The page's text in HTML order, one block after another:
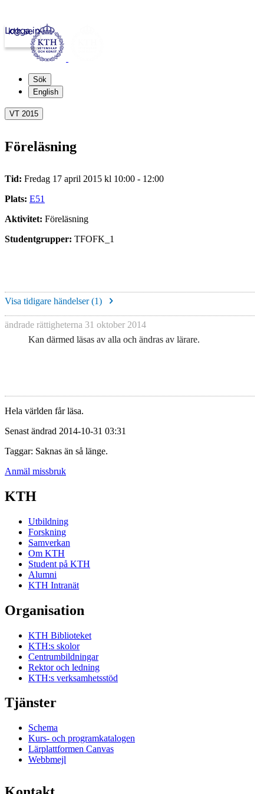
kth.se
Logga in
Sök
English
VT 2015
Föreläsning
Tid: Fredag 17 april 2015 kl 10:00 - 12:00
Plats: E51
Aktivitet: Föreläsning
Studentgrupper: TFOFK_1
Visa tidigare händelser (1)
ändrade rättigheterna 31 oktober 2014
Kan därmed läsas av alla och ändras av lärare.
Hela världen får läsa.
Senast ändrad 2014-10-31 03:31
Taggar: Saknas än så länge.
Anmäl missbruk
KTH
Utbildning
Forskning
Samverkan
Om KTH
Student på KTH
Alumni
KTH Intranät
Organisation
KTH Biblioteket
KTH:s skolor
Centrumbildningar
Rektor och ledning
KTH:s verksamhetsstöd
Tjänster
Schema
Kurs- och programkatalogen
Lärplattformen Canvas
Webbmejl